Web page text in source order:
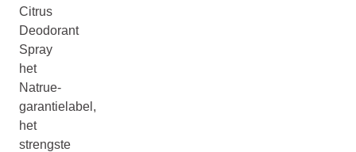
Citrus
Deodorant
Spray
het
Natrue-
garantielabel,
het
strengste